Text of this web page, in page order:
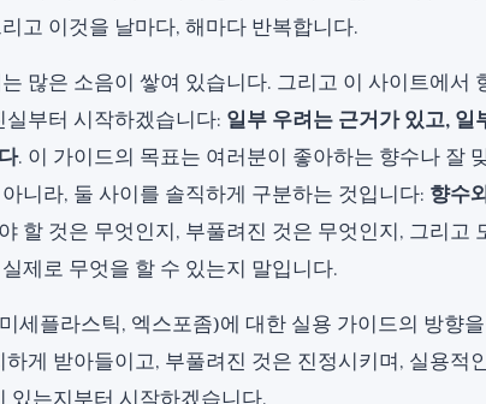
고 이것을 날마다, 해마다 반복합니다.
많은 소음이 쌓여 있습니다. 그리고 이 사이트에서
부터 시작하겠습니다: 일부 우려는 근거가 있고, 일
. 이 가이드의 목표는 여러분이 좋아하는 향수나 잘
니라, 둘 사이를 솔직하게 구분하는 것입니다: 향수
할 것은 무엇인지, 부풀려진 것은 무엇인지, 그리고
제로 무엇을 할 수 있는지 말입니다.
세플라스틱, 엑스포좀)에 대한 실용 가이드의 방향
게 받아들이고, 부풀려진 것은 진정시키며, 실용적